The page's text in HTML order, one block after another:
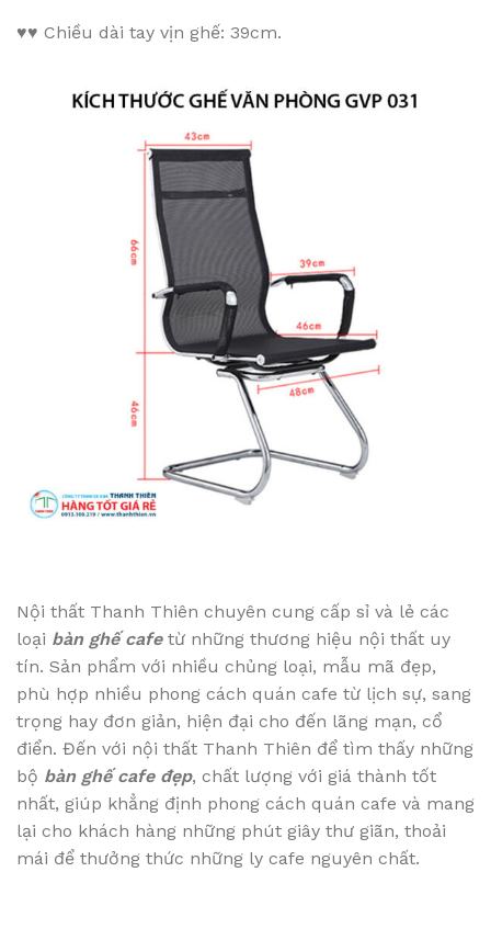
♥♥ Chiều dài tay vịn ghế: 39cm.
Nội thất Thanh Thiên chuyên cung cấp sỉ và lẻ các
loại bàn ghế cafetừ những thương hiệu nội thất uy
tín. Sản phẩm với nhiều chủng loại, mẫu mã đẹp,
phù hợp nhiều phong cách quán cafe từ lịch sự, sang
trọng hay đơn giản, hiện đại cho đến lãng mạn, cổ
điển. Đến với nội thất Thanh Thiên để tìm thấy những
bộ bàn ghế cafe đẹp, chất lượng với giá thành tốt
nhất, giúp khẳng định phong cách quán cafe và mang
lại cho khách hàng những phút giây thư giãn, thoải
mái để thưởng thức những ly cafe nguyên chất.